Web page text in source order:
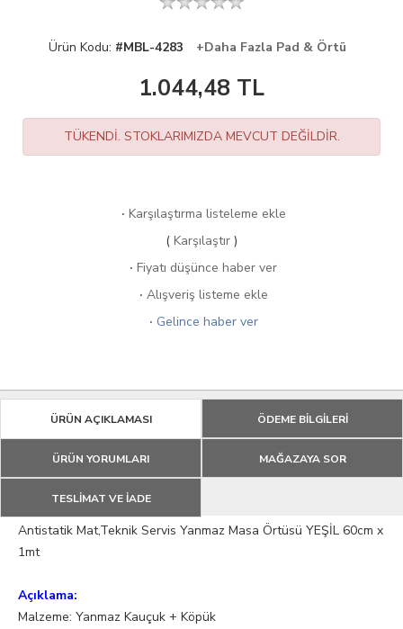
Ürün Kodu: #MBL-4283 +Daha Fazla Pad & Örtü
1.044,48 TL
TÜKENDİ. STOKLARIMIZDA MEVCUT DEĞİLDİR.
· Karşılaştırma listeleme ekle
( Karşılaştır )
· Fiyatı düşünce haber ver
· Alışveriş listeme ekle
· Gelince haber ver
ÜRÜN AÇIKLAMASI ÖDEME BİLGİLERİ
ÜRÜN YORUMLARI MAĞAZAYA SOR
TESLİMAT VE İADE
Antistatik Mat,Teknik Servis Yanmaz Masa Örtüsü YEŞİL 60cm x
1mt
Açıklama:
Malzeme: Yanmaz Kauçuk + Köpük